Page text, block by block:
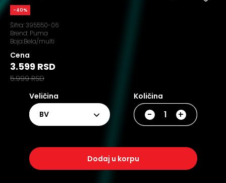
-40%
Šifra:395550-06
Brend: Puma
Boja:Bela/multi
Cena
3.599 RSD
5.999 RSD
Veličina
BV
Količina
- +
dodaj u korpu